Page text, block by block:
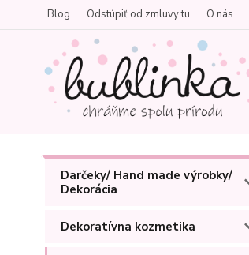
Blog Odstúpiť od zmluvy tu O nás
Darčeky/ Hand made výrobky/
Dekorácia
Dekoratívna kozmetika